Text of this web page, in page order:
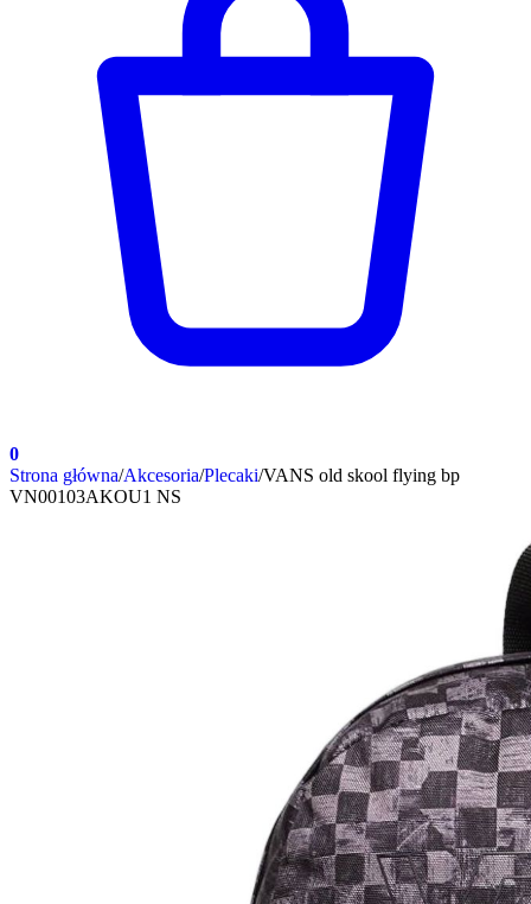
0
Strona główna/Akcesoria/Plecaki/VANS old skool flying bp
VN00103AKOU1 NS